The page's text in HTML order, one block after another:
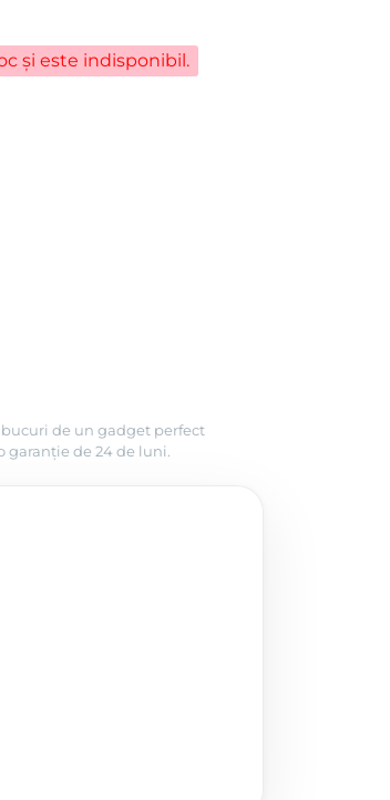
și este indisponibil.
de un gadget perfect
de 24 de luni.